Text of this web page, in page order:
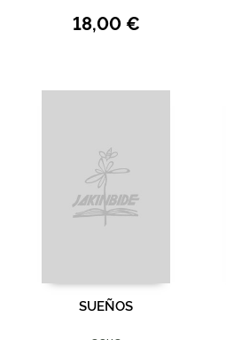
18,00 €
SUEÑOS